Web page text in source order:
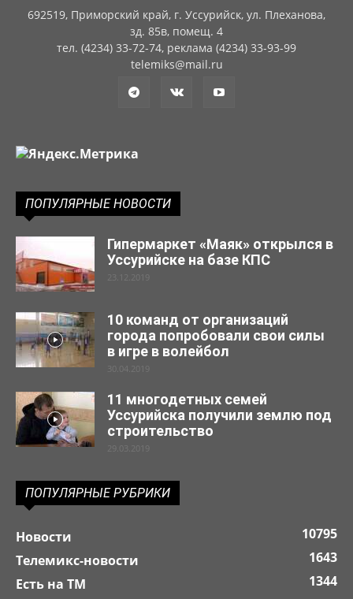
692519, Приморский край, г. Уссурийск, ул. Плеханова,
зд. 85в, помещ. 4
тел. (4234) 33-72-74, реклама (4234) 33-93-99
telemiks@mail.ru
ПОПУЛЯРНЫЕ НОВОСТИ
Гипермаркет «Маяк» открылся в
Уссурийске на базе КПС
23.12.2019
10 команд от организаций
города попробовали свои силы
в игре в волейбол
30.04.2019
11 многодетных семей
Уссурийска получили землю под
строительство
29.03.2019
ПОПУЛЯРНЫЕ РУБРИКИ
Новости
10795
Телемикс-новости
1643
Есть на ТМ
1344